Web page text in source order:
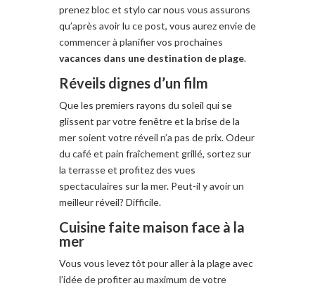
prenez bloc et stylo car nous vous assurons
qu’après avoir lu ce post, vous aurez envie de
commencer à planifier vos prochaines
vacances dans une destination de plage.
Réveils dignes d’un film
Que les premiers rayons du soleil qui se
glissent par votre fenêtre et la brise de la
mer soient votre réveil n’a pas de prix. Odeur
du café et pain fraîchement grillé, sortez sur
la terrasse et profitez des vues
spectaculaires sur la mer. Peut-il y avoir un
meilleur réveil? Difficile.
Cuisine faite maison face à la
mer
Vous vous levez tôt pour aller à la plage avec
l’idée de profiter au maximum de votre